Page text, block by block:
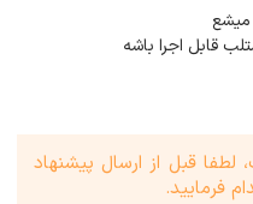
میشع
قابل اجرا باشه
مهم است، لطفا قبل از ارسال پیشنهاد
فرمایید.